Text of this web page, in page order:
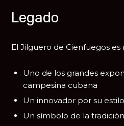
Legado
El Jilguero de Cienfuegos
Uno de los grandes
campesina cubana
Un innovador por su
Un símbolo de la